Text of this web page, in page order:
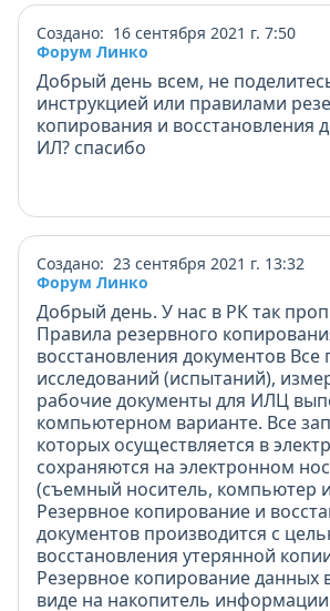
Создано: 16 сентября 2021 г. 7:50
Форум Линко
Добрый день всем, не
инструкцией или правилами
копирования и восстановления
ИЛ? спасибо
Создано: 23 сентября 2021 г. 13:32
Форум Линко
Добрый день. У нас в РК так
Правила резервного
восстановления документов Все
исследований (испытаний),
рабочие документы для ИЛЦ
компьютерном варианте. Все
которых осуществляется в
сохраняются на электронном
(съемный носитель, компьютер
Резервное копирование и
документов производится с
восстановления утерянной
Резервное копирование данных
виде на накопитель информации